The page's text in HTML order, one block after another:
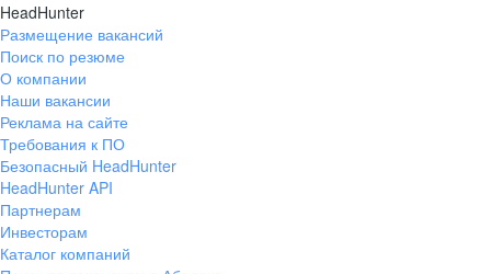
HeadHunter
Размещение вакансий
Поиск по резюме
О компании
Наши вакансии
Реклама на сайте
Требования к ПО
Безопасный HeadHunter
HeadHunter API
Партнерам
Инвесторам
Каталог компаний